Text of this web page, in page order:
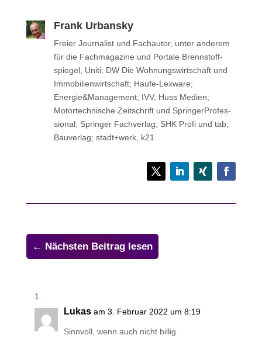
Frank Urbansky
Freier Jour­na­list und Fach­au­tor, unter anderem
für die Fach­ma­ga­zine und Portale Brenn­stoff­
spie­gel, Uniti; DW Die Woh­nungs­wirt­schaft und
Immo­bi­li­en­wirt­schaft; Haufe-Lexware;
Energie&Management; IVV, Huss Medien;
Motor­tech­ni­sche Zeit­schrift und Sprin­ger­Pro­fes­
sio­nal; Sprin­ger Fachverlag; SHK Profi und tab,
Bau­ver­lag; stadt+werk, k21
← Nächsten Beitrag lesen
Lukas am 3. Februar 2022 um 8:19
Sinnvoll, wenn auch nicht billig.